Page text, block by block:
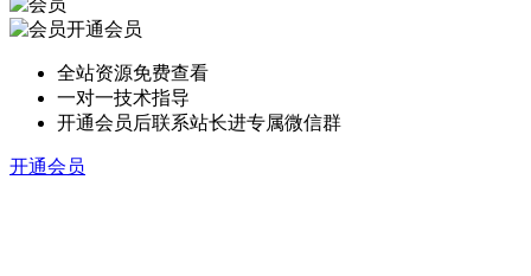
开通会员
全站资源免费查看
一对一技术指导
开通会员后联系站长进专属微信群
开通会员